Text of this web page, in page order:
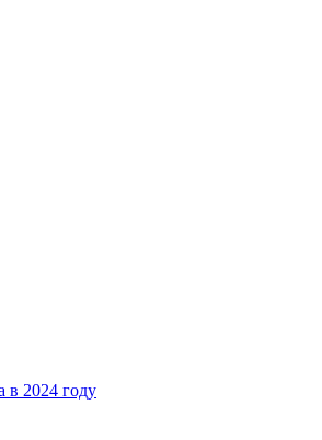
2024 году